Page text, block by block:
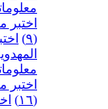
المهدوية (٦)
معلوماتك
اختبر معلوماتك
اختبر
المهدوية (١٣)
معلوماتك
اختبر معلوماتك